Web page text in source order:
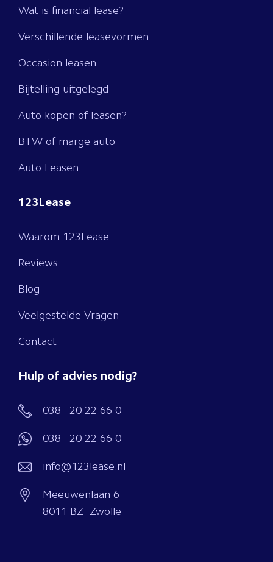
Wat is financial lease?
Verschillende leasevormen
Occasion leasen
Bijtelling uitgelegd
Auto kopen of leasen?
BTW of marge auto
Auto Leasen
123Lease
Waarom 123Lease
Reviews
Blog
Veelgestelde Vragen
Contact
Hulp of advies nodig?
038 - 20 22 66 0
038 - 20 22 66 0
info@123lease.nl
Meeuwenlaan 6
8011 BZ Zwolle